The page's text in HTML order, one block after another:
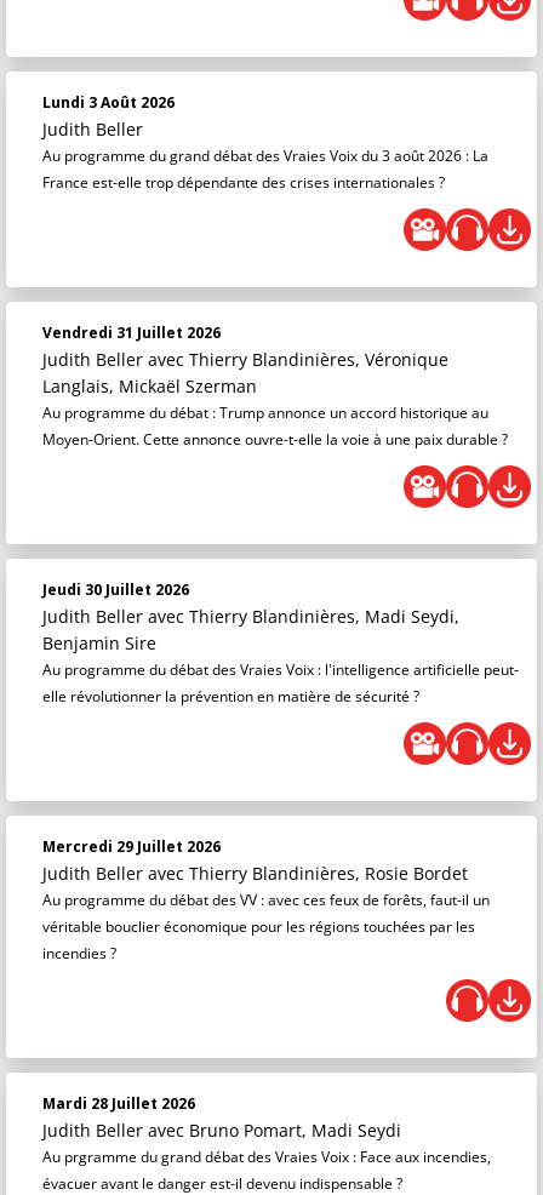
Lundi 3 Août 2026
Judith Beller
Au programme du grand débat des Vraies Voix du 3 août 2026 : La
France est-elle trop dépendante des crises internationales ?
Vendredi 31 Juillet 2026
Judith Beller avec Thierry Blandinières, Véronique
Langlais, Mickaël Szerman
Au programme du débat : Trump annonce un accord historique au
Moyen-Orient. Cette annonce ouvre-t-elle la voie à une paix durable ?
Jeudi 30 Juillet 2026
Judith Beller avec Thierry Blandinières, Madi Seydi,
Benjamin Sire
Au programme du débat des Vraies Voix : l'intelligence artificielle peut-
elle révolutionner la prévention en matière de sécurité ?
Mercredi 29 Juillet 2026
Judith Beller avec Thierry Blandinières, Rosie Bordet
Au programme du débat des VV : avec ces feux de forêts, faut-il un
véritable bouclier économique pour les régions touchées par les
incendies ?
Mardi 28 Juillet 2026
Judith Beller avec Bruno Pomart, Madi Seydi
Au prgramme du grand débat des Vraies Voix : Face aux incendies,
évacuer avant le danger est-il devenu indispensable ?